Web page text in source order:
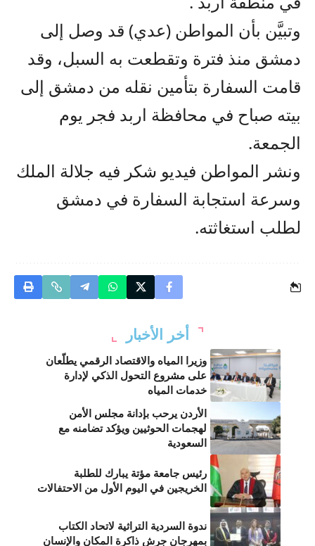
وتبيَّن بأن المواطن (عدي) قد وصل إلى
دمشق منذ فترة وتقطعت به السبل، وقد
قامت السفارة بتأمين نقله من دمشق إلى
بيته صباح في محافظة اربد فجر يوم
الجمعة.
ونشر المواطن فيديو شكر فيه جلالة الملك
وسرعة استجابة السفارة في دمشق
لطلب استغاثته.
أخر الأخبار
وزيرا المياه والاقتصاد الرقمي يطلّعان
على مشروع التحول الذكي لإدارة
خدمات المياه
الأردن يرحب بإدانة مجلس الأمن
لهجمات الحوثيين ويؤكد تضامنه مع
السعودية
رئيس جامعة مؤتة يبارك للطلبة
الخريجين في اليوم الأول من الاحتفالات
ندوة السردية التراثية لاتحاد الكتاب
بمهرجان جرش ذاكرة المكان والإنسان